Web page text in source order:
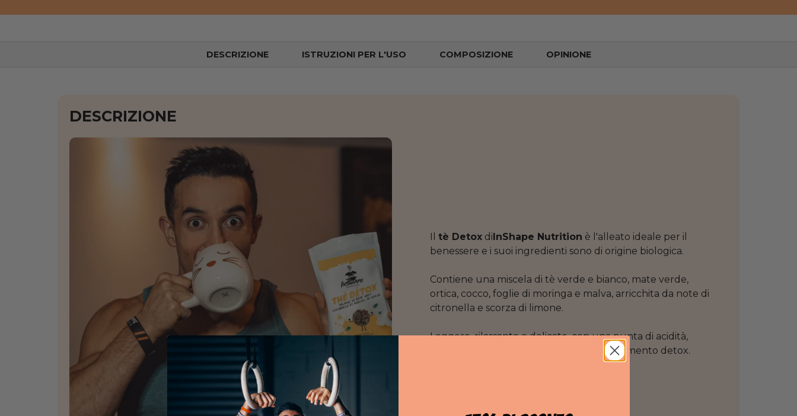
DESCRIZIONE ISTRUZIONI PER L'USO COMPOSIZIONE OPINIONE
DESCRIZIONE
Il tè Detox diInShape Nutrition è l'alleato ideale per il
benessere e i suoi ingredienti sono di origine biologica.
Contiene una miscela di tè verde e bianco, mate verde,
ortica, cocco, foglie di moringa e malva, arricchita da note di
citronella e scorza di limone.
Leggero, rilassante e delicato, con una punta di acidità,
questo tè è il partner perfetto per un momento detox.